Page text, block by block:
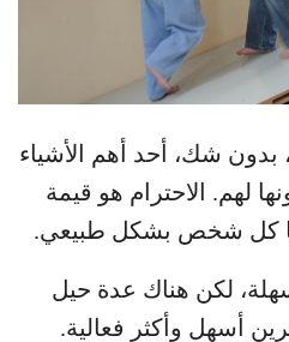
بدون شك، أحد أهم الأشياء
لهم. الاحترام هو قيمة
كل شخص بشكل طبيعي.
لكن هناك عدة حيل
أسهل وأكثر فعالية.